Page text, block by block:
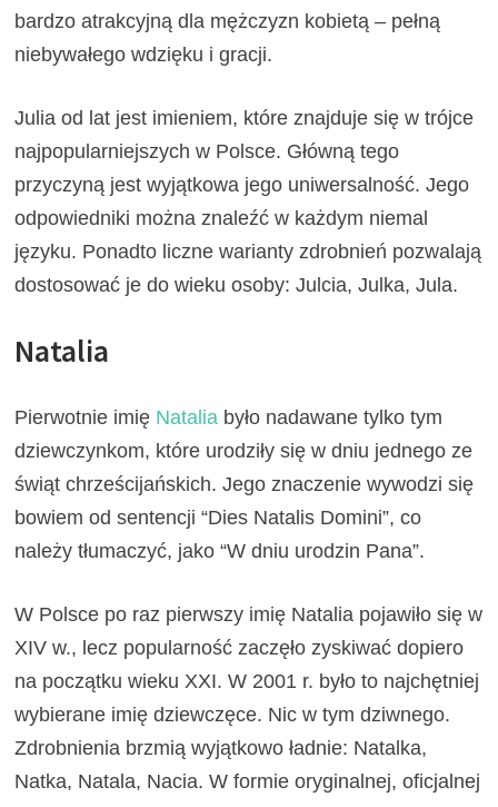
bardzo atrakcyjną dla mężczyzn kobietą – pełną
niebywałego wdzięku i gracji.
Julia od lat jest imieniem, które znajduje się w trójce
najpopularniejszych w Polsce. Główną tego
przyczyną jest wyjątkowa jego uniwersalność. Jego
odpowiedniki można znaleźć w każdym niemal
języku. Ponadto liczne warianty zdrobnień pozwalają
dostosować je do wieku osoby: Julcia, Julka, Jula.
Natalia
Pierwotnie imię Natalia było nadawane tylko tym
dziewczynkom, które urodziły się w dniu jednego ze
świąt chrześcijańskich. Jego znaczenie wywodzi się
bowiem od sentencji “Dies Natalis Domini”, co
należy tłumaczyć, jako “W dniu urodzin Pana”.
W Polsce po raz pierwszy imię Natalia pojawiło się w
XIV w., lecz popularność zaczęło zyskiwać dopiero
na początku wieku XXI. W 2001 r. było to najchętniej
wybierane imię dziewczęce. Nic w tym dziwnego.
Zdrobnienia brzmią wyjątkowo ładnie: Natalka,
Natka, Natala, Nacia. W formie oryginalnej, oficjalnej